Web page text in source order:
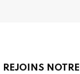
REJOINS